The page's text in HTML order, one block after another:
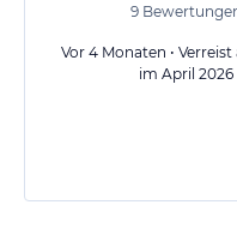
9
Vor 4 Monaten • Verreist
im April 2026